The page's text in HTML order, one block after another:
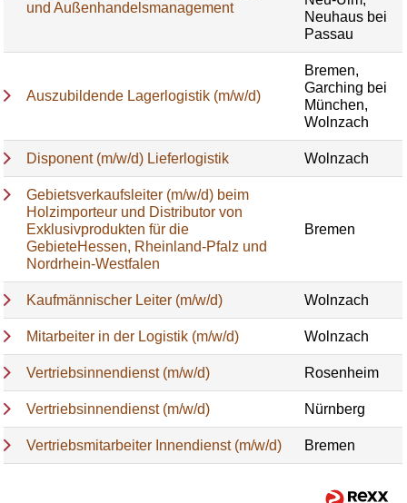
und Außenhandelsmanagement
Neuhaus bei
Passau
Auszubildende Lagerlogistik (m/w/d)
Bremen,
Garching bei
München,
Wolnzach
Disponent (m/w/d) Lieferlogistik Wolnzach
Gebietsverkaufsleiter (m/w/d) beim
Holzimporteur und Distributor von
Exklusivprodukten für die
GebieteHessen, Rheinland-Pfalz und
Nordrhein-Westfalen
Bremen
Kaufmännischer Leiter (m/w/d) Wolnzach
Mitarbeiter in der Logistik (m/w/d) Wolnzach
Vertriebsinnendienst (m/w/d) Rosenheim
Vertriebsinnendienst (m/w/d) Nürnberg
Vertriebsmitarbeiter Innendienst (m/w/d) Bremen